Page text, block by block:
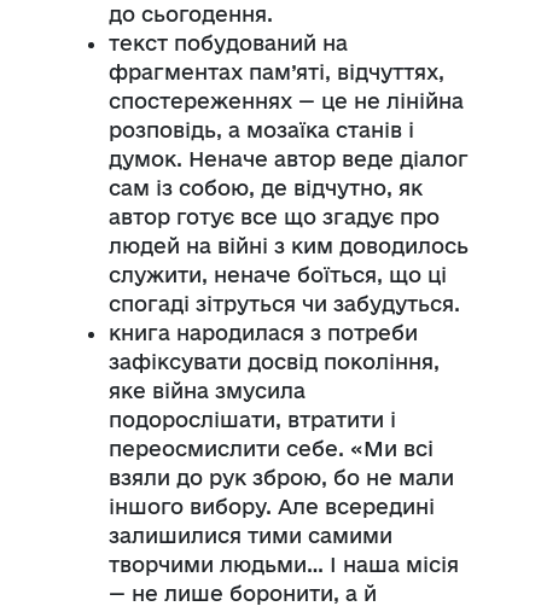
до сьогодення.
текст побудований на
фрагментах пам’яті, відчуттях,
спостереженнях — це не лінійна
розповідь, а мозаїка станів і
думок. Неначе автор веде діалог
сам із собою, де відчутно, як
автор готує все що згадує про
людей на війні з ким доводилось
служити, неначе боїться, що ці
спогаді зітруться чи забудуться.
книга народилася з потреби
зафіксувати досвід покоління,
яке війна змусила
подорослішати, втратити і
переосмислити себе. «Ми всі
взяли до рук зброю, бо не мали
іншого вибору. Але всередині
залишилися тими самими
творчими людьми… І наша місія
— не лише боронити, а й